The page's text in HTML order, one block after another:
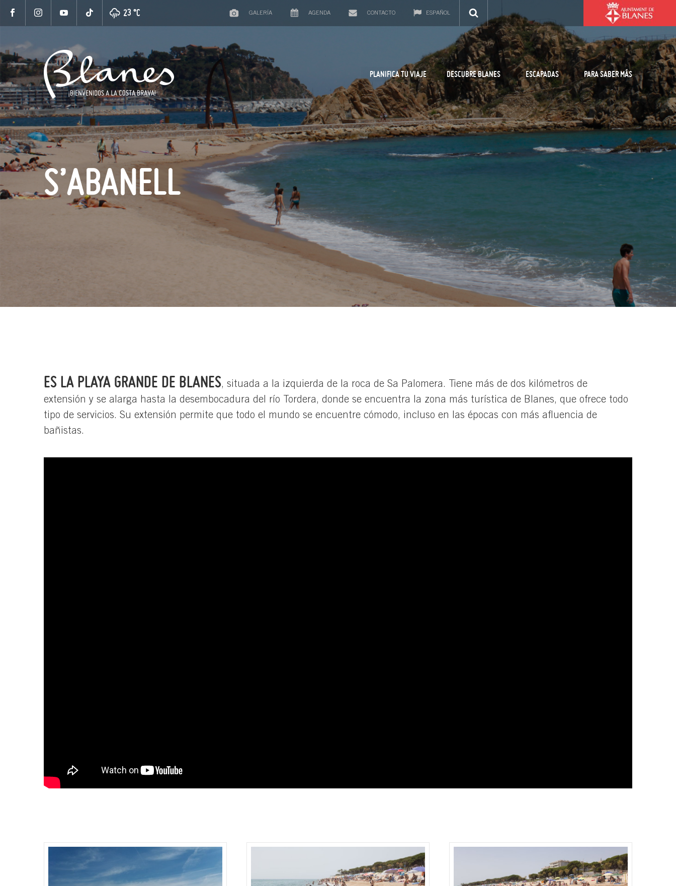
23 °C GALERÍA AGENDA CONTACTO ESPAÑOL
PLANIFICA TU VIAJE DESCUBRE BLANES ESCAPADAS PARA SABER MÁS
S’ABANELL
ES LA PLAYA GRANDE DE BLANES, situada a la izquierda de la roca de Sa Palomera. Tiene más de dos kilómetros de
extensión y se alarga hasta la desembocadura del río Tordera, donde se encuentra la zona más turística de Blanes, que ofrece todo
tipo de servicios. Su extensión permite que todo el mundo se encuentre cómodo, incluso en las épocas con más afluencia de
bañistas.